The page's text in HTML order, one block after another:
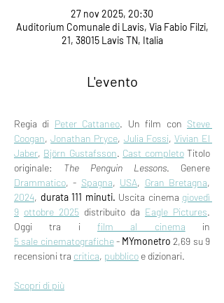
27 nov 2025, 20:30
Auditorium Comunale di Lavis, Via Fabio Filzi,
21, 38015 Lavis TN, Italia
L'evento
Regia di Peter Cattaneo. Un film con Steve
Coogan, Jonathan Pryce, Julia Fossi, Vivian El
Jaber, Björn Gustafsson. Cast completo Titolo
originale: The Penguin Lessons
Drammatico, - Spagna, USA, Gran Bretagna
2024, durata 111 minuti. Uscita cinema giovedì
9 ottobre 2025 distribuito da Eagle Pictures.
Oggi tra i film al cinema
5 sale cinematografiche - MYmonetro 2,69 su 9
recensioni tra critica, pubblico e dizionari.
Scopri di più